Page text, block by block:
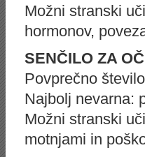
Možni stranski
hormonov,
SENČILO ZA
Povprečno
Najbolj nevarna:
Možni stranski
motnjami in